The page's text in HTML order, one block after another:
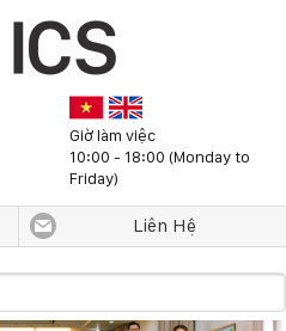
Giờ làm việc
10:00 - 18:00 (Monday to
Friday)
Liên Hệ